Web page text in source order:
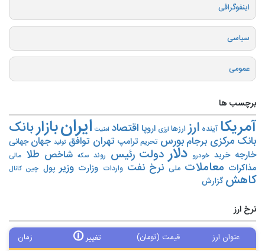
اینفوگرافی
سیاسی
عمومی
برچسب ها
آمریکا آینده ارز ارزها ارزی اروپا اقتصاد امنیت ایرانبازاربانک
بانک مرکزی برجام بورس تحریم‌ ترامپ تهران توافق تولید جهان جهانی
خارجه خرید خودرو دلار دولت رئیس روند سکه شاخص طلا مالی
مذاکرات معاملات ملی نرخ نفت واردات وزارت وزیر پول چین کانال
کاهش گزارش
نرخ ارز
عنوان ارز قیمت (تومان) تغییر🛈 زمان